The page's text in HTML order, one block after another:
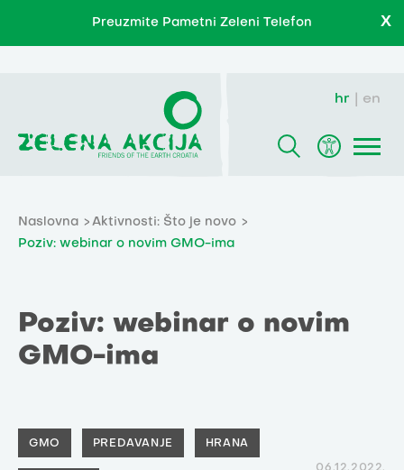
Preuzmite Pametni Zeleni Telefon X
hr en
Naslovna
Aktivnosti: Što je novo
Poziv: webinar o novim GMO-ima
Poziv: webinar o novim
GMO-ima
GMO PREDAVANJE HRANA